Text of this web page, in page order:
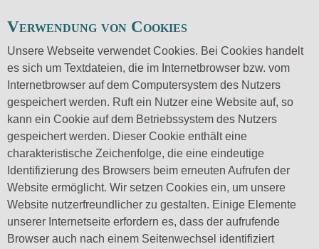
Verwendung von Cookies
Unsere Webseite verwendet Cookies. Bei Cookies handelt
es sich um Textdateien, die im Internetbrowser bzw. vom
Internetbrowser auf dem Computersystem des Nutzers
gespeichert werden. Ruft ein Nutzer eine Website auf, so
kann ein Cookie auf dem Betriebssystem des Nutzers
gespeichert werden. Dieser Cookie enthält eine
charakteristische Zeichenfolge, die eine eindeutige
Identifizierung des Browsers beim erneuten Aufrufen der
Website ermöglicht. Wir setzen Cookies ein, um unsere
Website nutzerfreundlicher zu gestalten. Einige Elemente
unserer Internetseite erfordern es, dass der aufrufende
Browser auch nach einem Seitenwechsel identifiziert